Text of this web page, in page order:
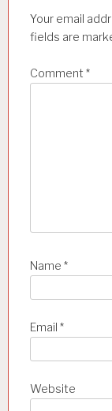
Your email
fields are
Comment *
Name *
Email *
Website